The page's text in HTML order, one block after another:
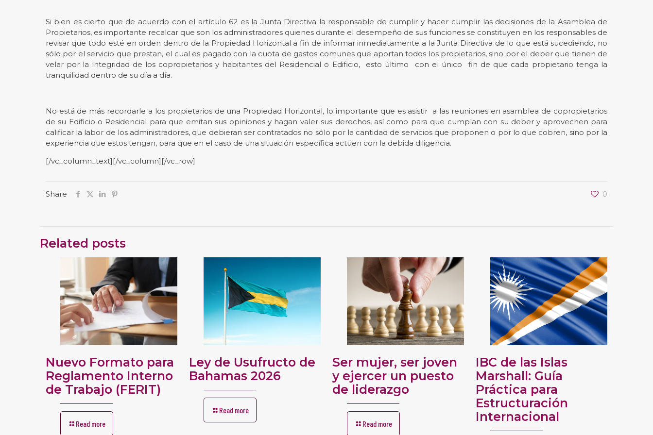
Si bien es cierto que de acuerdo con el artículo 62 es la Junta Directiva la responsable de cumplir y hacer cumplir las decisiones de la Asamblea de
Propietarios, es importante recalcar que son los administradores quienes durante el desempeño de sus funciones se constituyen en los responsables de
revisar que todo esté en orden dentro de la Propiedad Horizontal a fin de informar inmediatamente a la Junta Directiva de lo que está sucediendo, no
sólo por el servicio que prestan, el cual es pagado con la cuota de gastos comunes que aportan todos los propietarios, sino por el deber que tienen de
velar por la integridad de los copropietarios y habitantes del Residencial o Edificio, esto último con el único fin de que cada propietario tenga la
tranquilidad dentro de su día a día.
No está de más recordarle a los propietarios de una Propiedad Horizontal, lo importante que es asistir a las reuniones en asamblea de copropietarios
de su Edificio o Residencial para que emitan sus opiniones y hagan valer sus derechos, así como para que cumplan con su deber y aprovechen para
calificar la labor de los administradores, que debieran ser contratados no sólo por la cantidad de servicios que proponen o por lo que cobren, sino por la
experiencia que estos tengan, para que en el caso de una situación específica actúen con la debida diligencia.
[/vc_column_text][/vc_column][/vc_row]
Share 0
Related posts
Nuevo Formato para
Reglamento Interno
de Trabajo (FERIT)
Read more
Ley de Usufructo de
Bahamas 2026
Read more
Ser mujer, ser joven
y ejercer un puesto
de liderazgo
Read more
IBC de las Islas
Marshall: Guía
Práctica para
Estructuración
Internacional